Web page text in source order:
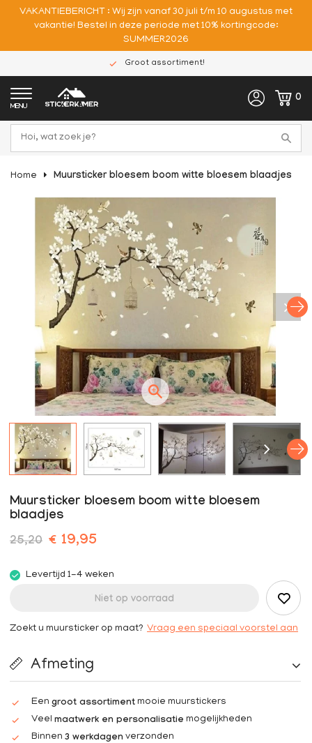
VAKANTIEBERICHT : Wij zijn vanaf 30 juli t/m 10 augustus met
vakantie! Bestel in deze periode met 10% kortingcode:
SUMMER2026
Groot assortiment!
MENU
0
Home Muursticker bloesem boom witte bloesem blaadjes
Muursticker bloesem boom witte bloesem
blaadjes
25,20 € 19,95
Levertijd 1-4 weken
Niet op voorraad
Zoekt u muursticker op maat? Vraag een speciaal voorstel aan
Afmeting
Een groot assortiment mooie muurstickers
Veel maatwerk en personalisatie mogelijkheden
Binnen 3 werkdagen verzonden